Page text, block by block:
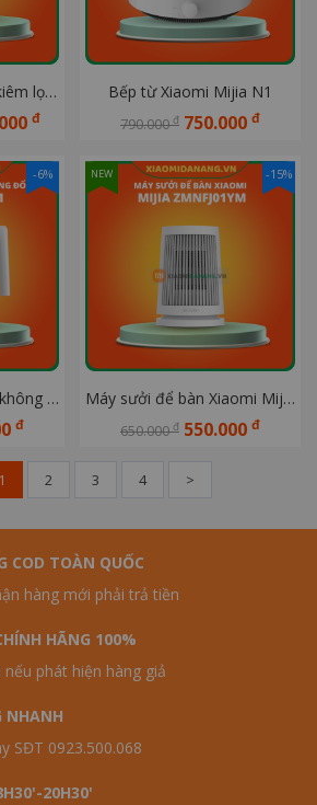
Cây nước nóng lạnh kiêm lọc nước Xiaomi XiaoZhi JDF9586
đ
Bếp từ Xiaomi Mijia N1
790.000đ 750.000 đ
Ấm siêu tốc nhiệt độ không đổi Xiaomi Mijia P1
đ
-6%
Máy sưởi để bàn Xiaomi Mijia ZMNFJ01YM
650.000đ 550.000 đ
-15%
NEW
1 2 3 4 >
COD TOÀN QUỐC
hàng mới phải trả tiền
HÃNG 100%
phát hiện hàng giả
NHANH
SĐT 0923.500.068
20H30'